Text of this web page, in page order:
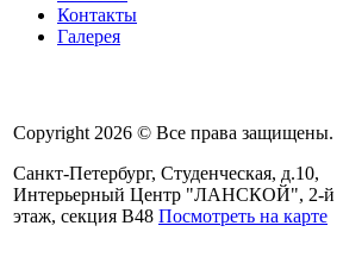
Контакты
Галерея
Copyright 2026 © Все права защищены.
Санкт-Петербург, Студенческая, д.10,
Интерьерный Центр "ЛАНСКОЙ", 2-й
этаж, секция В48 Посмотреть на карте